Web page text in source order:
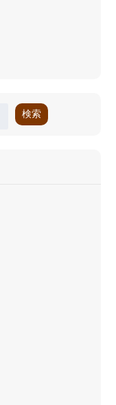
検索